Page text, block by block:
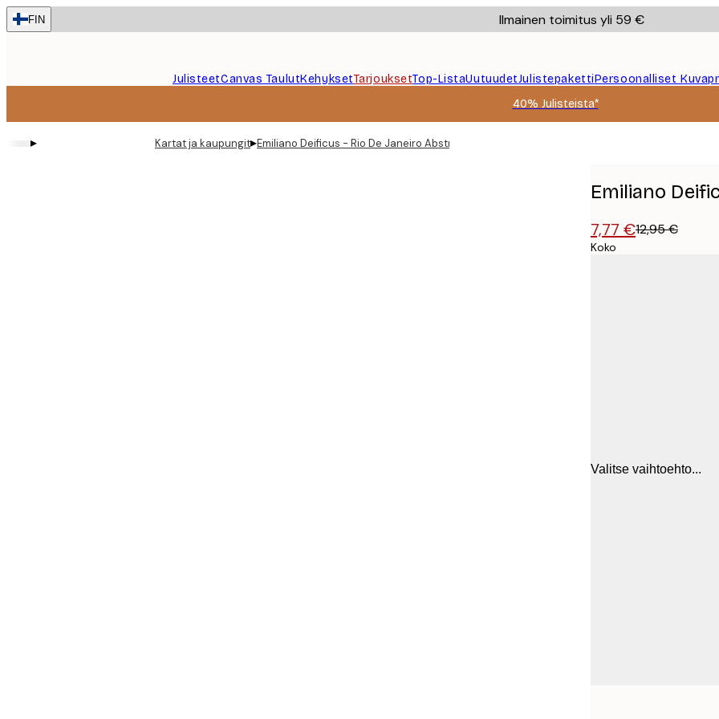
Skip
to
FIN Ilmainen toimitus yli 59 €
JulisteetCanvas TaulutKehyksetTarjouksetTop-ListaUutuudetJulistepakettiPersoonalliset
40% Julisteista*
▸ Kartat ja kaupungit▸Emiliano Deificus - Rio De Janeiro Abstract Map Juliste
Emiliano
7,77 €12,95 €
Koko
Valitse vaihtoehto...